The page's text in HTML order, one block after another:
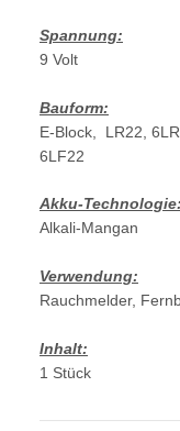
Spannung:
9 Volt
Bauform:
E-Block, LR22,
6LF22
Akku-Technologie:
Alkali-Mangan
Verwendung:
Rauchmelder,
Inhalt:
1 Stück